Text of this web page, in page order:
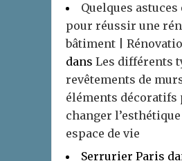
Quelques
pour réussir une
bâtiment |
dans Les différents
revêtements de
éléments décoratifs
changer
espace de vie
Serrurier Paris